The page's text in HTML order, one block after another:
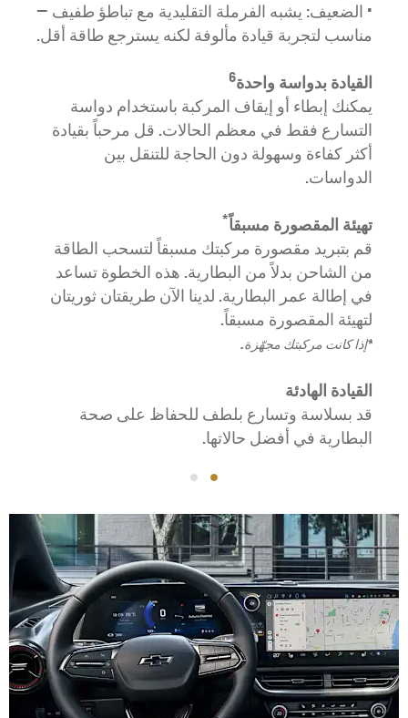
• الضعيف: يشبه الفرملة التقليدية مع تباطؤ طفيف —
مناسب لتجربة قيادة مألوفة لكنه يسترجع طاقة أقل.
القيادة بدواسة واحدة6
يمكنك إبطاء أو إيقاف المركبة باستخدام دواسة
التسارع فقط في معظم الحالات. قل مرحباً بقيادة
أكثر كفاءة وسهولة دون الحاجة للتنقل بين
الدواسات.
تهيئة المقصورة مسبقاً*
قم بتبريد مقصورة مركبتك مسبقاً لتسحب الطاقة
من الشاحن بدلاً من البطارية. هذه الخطوة تساعد
في إطالة عمر البطارية. لدينا الآن طريقتان ثوريتان
لتهيئة المقصورة مسبقاً.
*إذا كانت مركبتك مجهّزة.
القيادة الهادئة
قد بسلاسة وتسارع بلطف للحفاظ على صحة
البطارية في أفضل حالاتها.